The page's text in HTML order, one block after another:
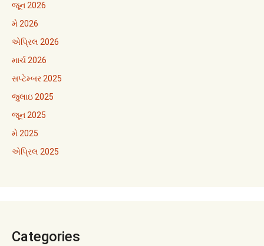
જૂન 2026
મે 2026
એપ્રિલ 2026
માર્ચ 2026
સપ્ટેમ્બર 2025
જુલાઇ 2025
જૂન 2025
મે 2025
એપ્રિલ 2025
Categories